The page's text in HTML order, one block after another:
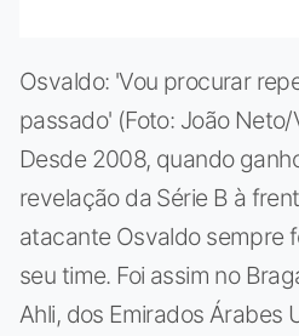
Osvaldo: 'Vou procurar
passado' (Foto: João Neto/
Desde 2008, quando
revelação da Série B à
atacante Osvaldo sempre
seu time. Foi assim no
Ahli, dos Emirados Árabes